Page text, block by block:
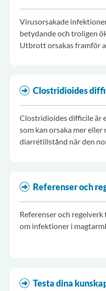
Virusorsakade
betydande och troligen
Utbrott orsakas framför
Clostridioides
Clostridioides difficile är
som kan orsaka mer eller
diarrétillstånd när den
Referenser och
Referenser och
om infektioner i
Testa dina